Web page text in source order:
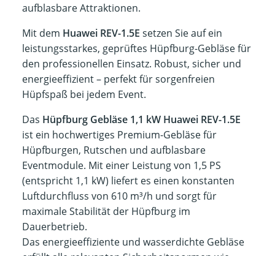
aufblasbare Attraktionen.
Mit dem Huawei REV-1.5E setzen Sie auf ein
leistungsstarkes, geprüftes Hüpfburg-Gebläse für
den professionellen Einsatz. Robust, sicher und
energieeffizient – perfekt für sorgenfreien
Hüpfspaß bei jedem Event.
Das Hüpfburg Gebläse 1,1 kW Huawei REV-1.5E
ist ein hochwertiges Premium-Gebläse für
Hüpfburgen, Rutschen und aufblasbare
Eventmodule. Mit einer Leistung von 1,5 PS
(entspricht 1,1 kW) liefert es einen konstanten
Luftdurchfluss von 610 m³/h und sorgt für
maximale Stabilität der Hüpfburg im
Dauerbetrieb.
Das energieeffiziente und wasserdichte Gebläse